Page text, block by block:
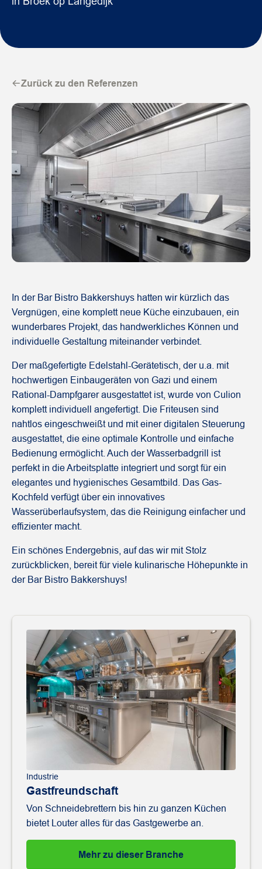
Zurück zu den Referenzen
In der Bar Bistro Bakkershuys hatten wir kürzlich das
Vergnügen, eine komplett neue Küche einzubauen, ein
wunderbares Projekt, das handwerkliches Können und
individuelle Gestaltung miteinander verbindet.
Der maßgefertigte Edelstahl-Gerätetisch, der u.a. mit
hochwertigen Einbaugeräten von Gazi und einem
Rational-Dampfgarer ausgestattet ist, wurde von Culion
komplett individuell angefertigt. Die Friteusen sind
nahtlos eingeschweißt und mit einer digitalen Steuerung
ausgestattet, die eine optimale Kontrolle und einfache
Bedienung ermöglicht. Auch der Wasserbadgrill ist
perfekt in die Arbeitsplatte integriert und sorgt für ein
elegantes und hygienisches Gesamtbild. Das Gas-
Kochfeld verfügt über ein innovatives
Wasserüberlaufsystem, das die Reinigung einfacher und
effizienter macht.
Ein schönes Endergebnis, auf das wir mit Stolz
zurückblicken, bereit für viele kulinarische Höhepunkte in
der Bar Bistro Bakkershuys!
Industrie
Gastfreundschaft
Von Schneidebrettern bis hin zu ganzen Küchen
bietet Louter alles für das Gastgewerbe an.
Mehr zu dieser Branche